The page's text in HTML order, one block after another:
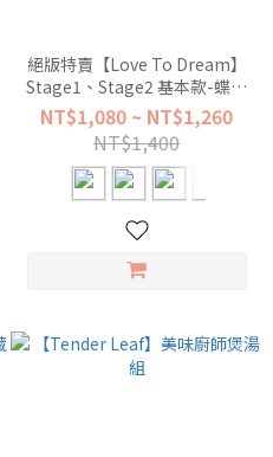
絕版特賣【Love To Dream】
Stage1、Stage2 基本款-蝶型
包巾 (0歲~9個月)
NT$1,080 ~ NT$1,260
NT$1,400